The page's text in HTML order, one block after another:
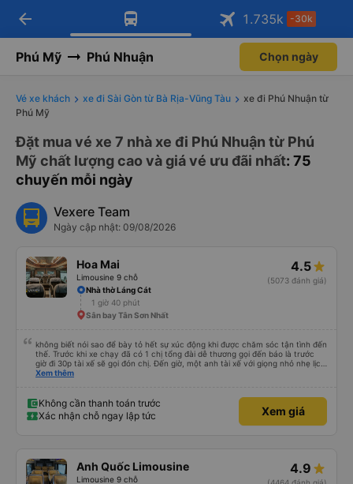
Tải app Vexere ngay!
Nhận ưu đãi thành viên độc
Mở app
Tải app Vexere
-30k/ghế khi đặt vé máy bay qua
Mở app
arrow_back 1.735k -30k
Phú Mỹ Phú Nhuận Chọn ngày
Vé xe khách xe đi Sài Gòn từ Bà Rịa-Vũng Tàu
xe đi Phú Nhuận từ
Phú Mỹ
Đặt mua vé xe 7 nhà xe đi Phú Nhuận từ Phú
Mỹ chất lượng cao và giá vé ưu đãi nhất: 75
chuyến mỗi ngày
Vexere Team
Ngày cập nhật: 09/08/2026
Hoa Mai
Limousine 9 chỗ
4.5
(5073 đánh giá)
Nhà thờ Láng Cát
1 giờ 40 phút
Sân bay Tân Sơn Nhất
không biết nói sao để bày tỏ hết sự xúc động khi được chăm sóc tận tình đến
thế. Trước khi xe chạy đã có 1 chị tổng đài dễ thương gọi đến báo là trước
giờ đi 30p tài xế sẽ gọi đón chị. Đến giờ, một anh tài xế với giọng nhỏ nhẹ lịch
sử hỏi: chị ở chỗ nào e đến đón. Tuy đường hơi đông nhưng anh tài xế vẫn
cũng với cái giọng nhỏ nhẹ đó đón khách, không như các xe khác mình từng
đi. Thiệc là ưng hết sức. Nhất định sẽ đi lại lần sau
Xem thêm
Không cần thanh toán trước
Xác nhận chỗ ngay lập tức
Xem giá
Anh Quốc Limousine
Limousine 9 chỗ
4.9